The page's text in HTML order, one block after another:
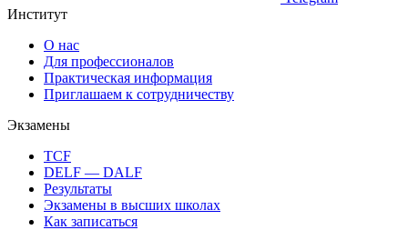
Институт
О нас
Для профессионалов
Практическая информация
Приглашаем к сотрудничеству
Экзамены
TCF
DELF — DALF
Результаты
Экзамены в высших школах
Как записаться